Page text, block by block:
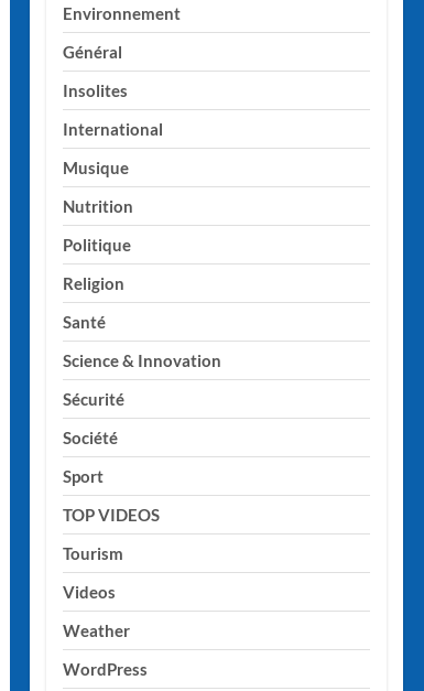
Environnement
Général
Insolites
International
Musique
Nutrition
Politique
Religion
Santé
Science & Innovation
Sécurité
Société
Sport
TOP VIDEOS
Tourism
Videos
Weather
WordPress